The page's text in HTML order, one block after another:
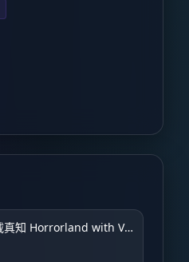
恐怖乐园：搭载真知 Horrorland with Verity – Horror